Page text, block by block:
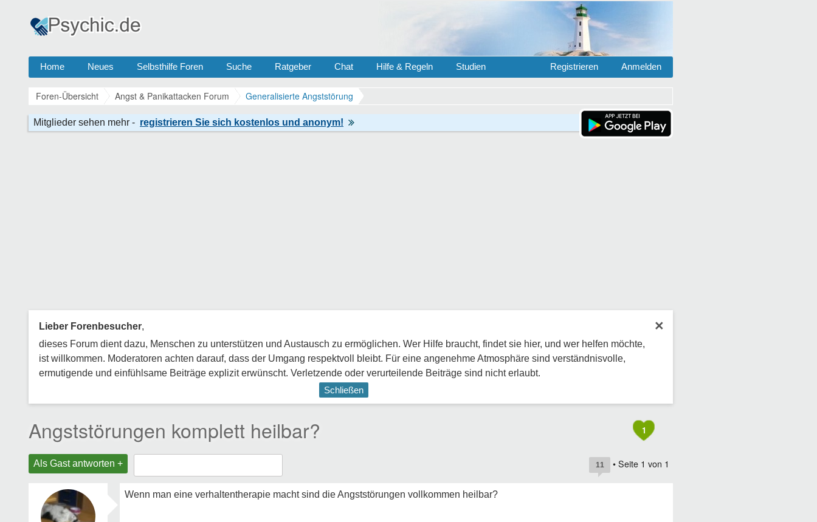
Home Neues Selbsthilfe Foren Suche Ratgeber Chat Hilfe & Regeln Studien Anmelden
Registrieren
Foren-Übersicht Angst & Panikattacken Forum Generalisierte Angststörung
×
Lieber Forenbesucher,
dieses Forum dient dazu, Menschen zu unterstützen und Austausch zu ermöglichen. Wer Hilfe braucht, findet sie hier, und wer helfen möchte,
ist willkommen. Moderatoren achten darauf, dass der Umgang respektvoll bleibt. Für eine angenehme Atmosphäre sind verständnisvolle,
ermutigende und einfühlsame Beiträge explizit erwünscht. Verletzende oder verurteilende Beiträge sind nicht erlaubt.
Schließen
1
Angststörungen komplett heilbar?
Als Gast antworten + 11 • Seite 1 von 1
Wenn man eine verhaltentherapie macht sind die Angststörungen vollkommen heilbar?